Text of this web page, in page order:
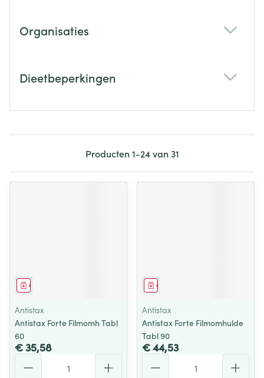
Organisaties
Dieetbeperkingen
Producten1-24van31
Geneesmiddel
Antistax
Antistax Forte Filmomh Tabl
60
€ 35,58
Geneesmiddel
Antistax
Antistax Forte Filmomhulde
Tabl 90
€ 44,53